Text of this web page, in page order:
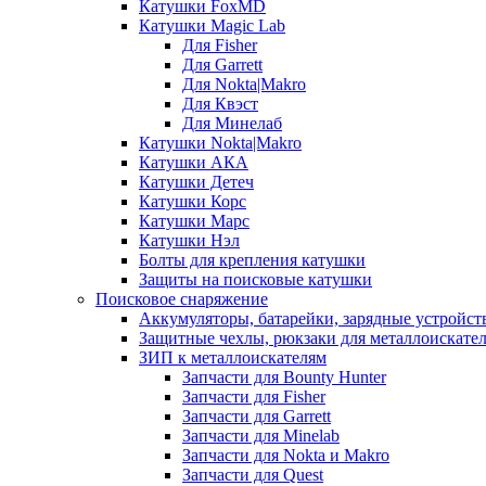
Катушки FoxMD
Катушки Magic Lab
Для Fisher
Для Garrett
Для Nokta|Makro
Для Квэст
Для Минелаб
Катушки Nokta|Makro
Катушки АКА
Катушки Детеч
Катушки Корс
Катушки Марс
Катушки Нэл
Болты для крепления катушки
Защиты на поисковые катушки
Поисковое снаряжение
Аккумуляторы, батарейки, зарядные
Защитные чехлы, рюкзаки для
ЗИП к металлоискателям
Запчасти для Bounty Hunter
Запчасти для Fisher
Запчасти для Garrett
Запчасти для Minelab
Запчасти для Nokta и Makro
Запчасти для Quest